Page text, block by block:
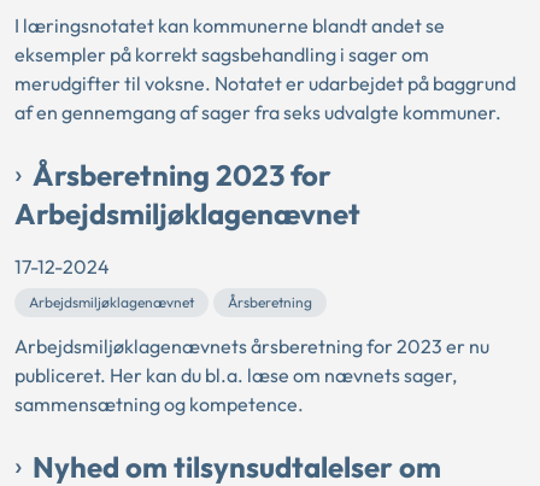
I læringsnotatet kan kommunerne blandt andet se
eksempler på korrekt sagsbehandling i sager om
merudgifter til voksne. Notatet er udarbejdet på baggrund
af en gennemgang af sager fra seks udvalgte kommuner.
Årsberetning 2023 for
Arbejdsmiljøklagenævnet
17-12-2024
Arbejdsmiljøklagenævnet Årsberetning
Arbejdsmiljøklagenævnets årsberetning for 2023 er nu
publiceret. Her kan du bl.a. læse om nævnets sager,
sammensætning og kompetence.
Nyhed om tilsynsudtalelser om